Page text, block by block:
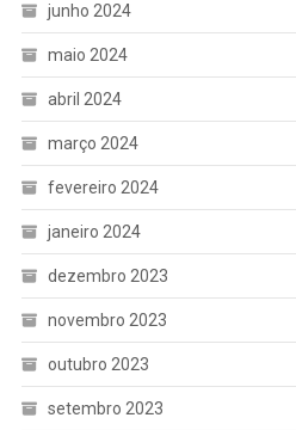
junho 2024
maio 2024
abril 2024
março 2024
fevereiro 2024
janeiro 2024
dezembro 2023
novembro 2023
outubro 2023
setembro 2023